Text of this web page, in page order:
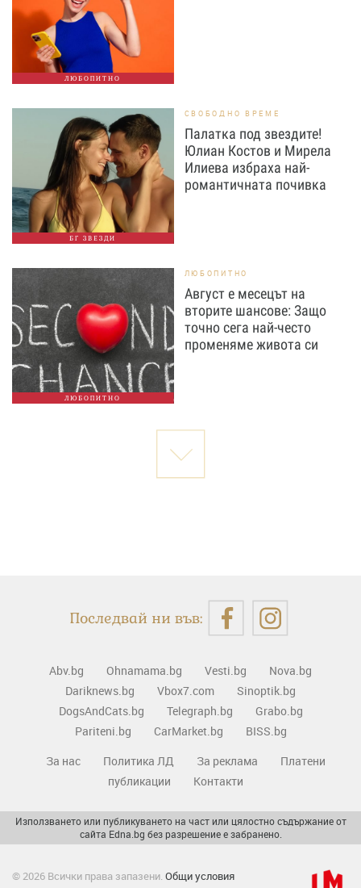
ЛЮБОПИТНО
БГ ЗВЕЗДИ
СВОБОДНО ВРЕМЕ
Палатка под звездите!
Юлиан Костов и Мирела
Илиева избраха най-
романтичната почивка
ЛЮБОПИТНО
ЛЮБОПИТНО
Август е месецът на
вторите шансове: Защо
точно сега най-често
променяме живота си
Последвай ни във:
Abv.bg Ohnamama.bg Vesti.bg
Nova.bg
Dariknews.bg
Vbox7.com
Sinoptik.bg
DogsAndCats.bg
Telegraph.bg
Grabo.bg
Pariteni.bg
CarMarket.bg
BISS.bg
За нас
Политика ЛД За реклама
Платени
публикации
Контакти
Използването или публикуването на част или цялостно съдържание от
сайта Edna.bg без разрешение е забранено.
© 2026 Всички права запазени. Общи условия